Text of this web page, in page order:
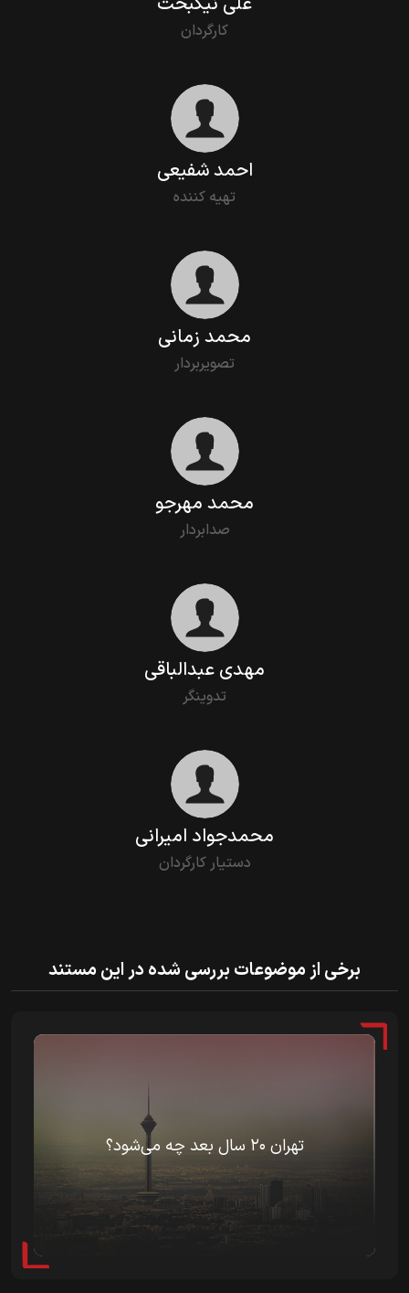
کارگردان
احمد شفیعی
تهیه کننده
محمد زمانی
تصویربردار
محمد مهرجو
صدابردار
مهدی عبدالباقی
تدوینگر
محمدجواد امیرانی
دستیار کارگردان
برخی از موضوعات بررسی شده در این مستند
تهران 20 سال بعد چه می‌شود؟